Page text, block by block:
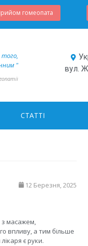
гомеопата
того,
"
вул.
СТАТТІ
12 Березня, 2025
з масажем,
впливу, а тим більше
є руки.